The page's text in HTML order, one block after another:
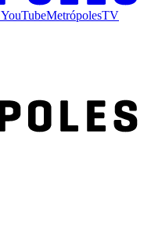
YouTubeMetrópolesTV